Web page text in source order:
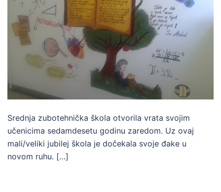
Srednja zubotehnička škola otvorila vrata svojim
učenicima sedamdesetu godinu zaredom. Uz ovaj
mali/veliki jubilej škola je dočekala svoje đake u
novom ruhu. […]